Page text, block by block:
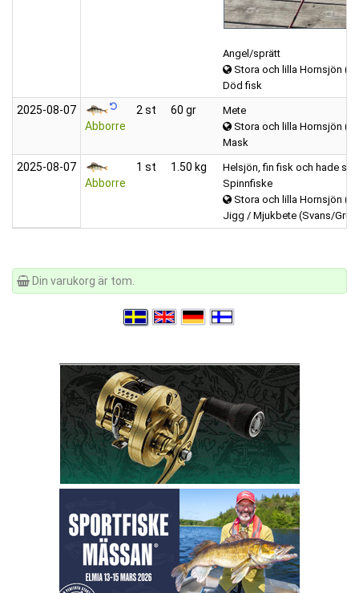
Angel/sprätt
Stora och lilla Hornsjön
Död fisk
2025‑08‑07
Abborre
2 st 60 gr
Mete
Stora och lilla Hornsjön
Mask
2025‑08‑07
Abborre
1 st 1.50 kg
Helsjön, fin fisk och hade
Spinnfiske
Stora och lilla Hornsjön
Jigg / Mjukbete (Svans/
Din varukorg är tom.